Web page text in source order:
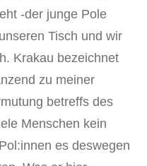
-der junge Pole
Tisch und wir
Krakau bezeichnet
zu meiner
betreffs des
Menschen kein
es deswegen